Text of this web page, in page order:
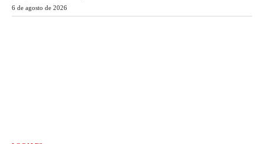
6 de agosto de 2026